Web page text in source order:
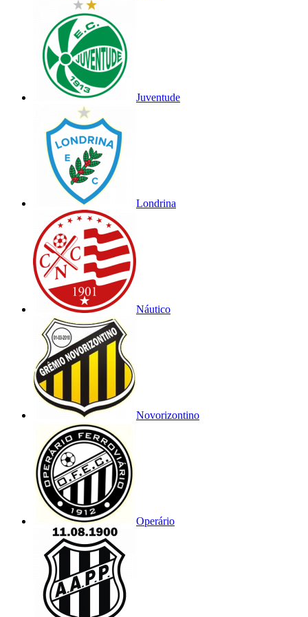
Juventude
Londrina
Náutico
Novorizontino
Operário